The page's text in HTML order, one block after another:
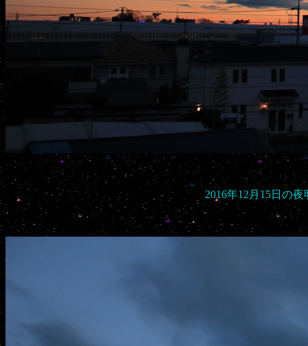
2016年12月15日の